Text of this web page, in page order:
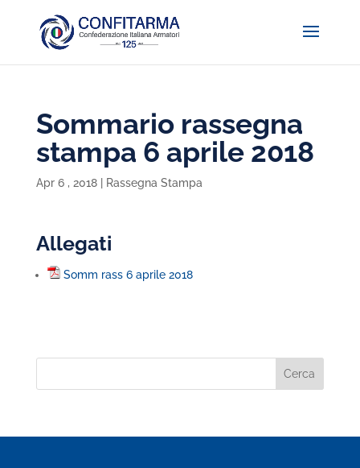
Sommario rassegna
stampa 6 aprile 2018
Apr 6 , 2018| Rassegna Stampa
Allegati
Somm rass 6 aprile 2018